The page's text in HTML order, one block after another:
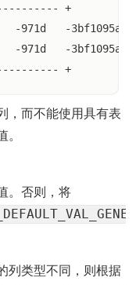
+
，而不能使用具有表
。
。否则，将
列类型不同，则根据